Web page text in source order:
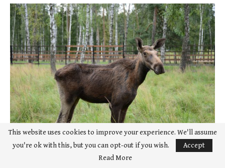
ELK ISLAND M...
This website uses cookies to improve your experience. We'll assume
you're ok with this, but you can opt-out if you wish.
Accept
Read More